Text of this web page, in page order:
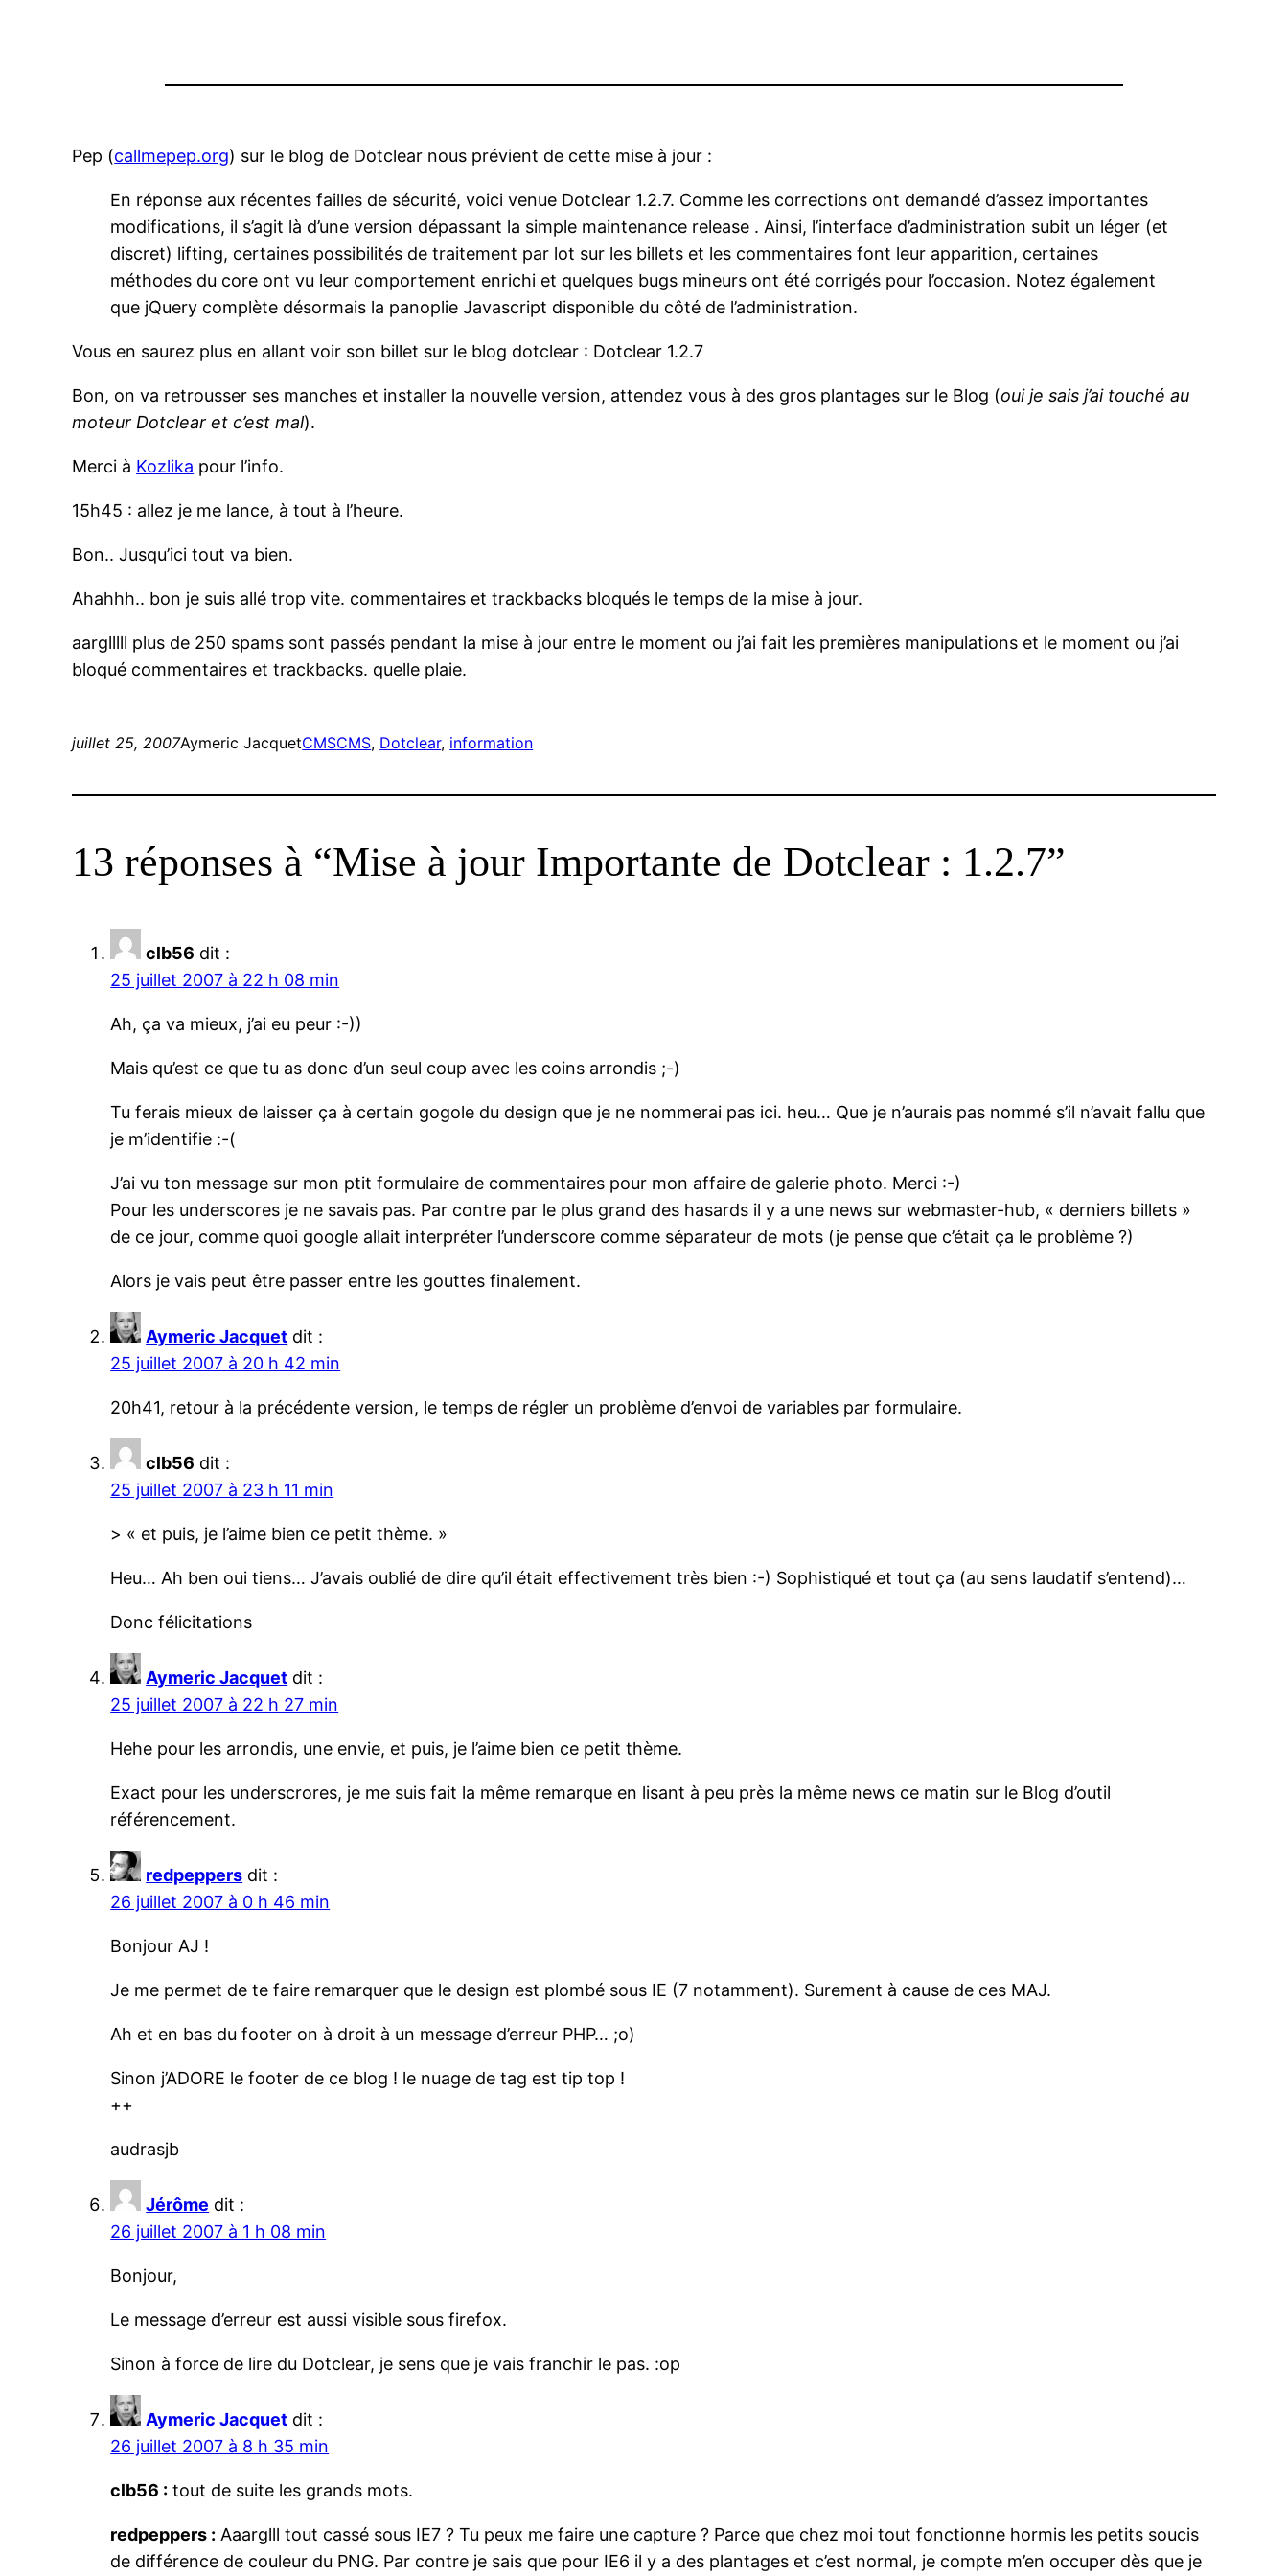
Pep (callmepep.org) sur le blog de Dotclear nous prévient de cette mise à jour :
En réponse aux récentes failles de sécurité, voici venue Dotclear 1.2.7. Comme les corrections ont demandé d’assez importantes
modifications, il s’agit là d’une version dépassant la simple maintenance release . Ainsi, l’interface d’administration subit un léger (et
discret) lifting, certaines possibilités de traitement par lot sur les billets et les commentaires font leur apparition, certaines
méthodes du core ont vu leur comportement enrichi et quelques bugs mineurs ont été corrigés pour l’occasion. Notez également
que jQuery complète désormais la panoplie Javascript disponible du côté de l’administration.
Vous en saurez plus en allant voir son billet sur le blog dotclear : Dotclear 1.2.7
Bon, on va retrousser ses manches et installer la nouvelle version, attendez vous à des gros plantages sur le Blog (oui je sais j’ai touché au
moteur Dotclear et c’est mal).
Merci à Kozlika pour l’info.
15h45 : allez je me lance, à tout à l’heure.
Bon.. Jusqu’ici tout va bien.
Ahahhh.. bon je suis allé trop vite. commentaires et trackbacks bloqués le temps de la mise à jour.
aarglllll plus de 250 spams sont passés pendant la mise à jour entre le moment ou j’ai fait les premières manipulations et le moment ou j’ai
bloqué commentaires et trackbacks. quelle plaie.
juillet 25, 2007Aymeric JacquetCMSCMS, Dotclear, information
13 réponses à “Mise à jour Importante de Dotclear : 1.2.7”
clb56 dit :
25 juillet 2007 à 22 h 08 min
Ah, ça va mieux, j’ai eu peur :-))
Mais qu’est ce que tu as donc d’un seul coup avec les coins arrondis ;-)
Tu ferais mieux de laisser ça à certain gogole du design que je ne nommerai pas ici. heu… Que je n’aurais pas nommé s’il n’avait fallu que
je m’identifie :-(
J’ai vu ton message sur mon ptit formulaire de commentaires pour mon affaire de galerie photo. Merci :-)
Pour les underscores je ne savais pas. Par contre par le plus grand des hasards il y a une news sur webmaster-hub, « derniers billets »
de ce jour, comme quoi google allait interpréter l’underscore comme séparateur de mots (je pense que c’était ça le problème ?)
Alors je vais peut être passer entre les gouttes finalement.
Aymeric Jacquet dit :
25 juillet 2007 à 20 h 42 min
20h41, retour à la précédente version, le temps de régler un problème d’envoi de variables par formulaire.
clb56 dit :
25 juillet 2007 à 23 h 11 min
> « et puis, je l’aime bien ce petit thème. »
Heu… Ah ben oui tiens… J’avais oublié de dire qu’il était effectivement très bien :-) Sophistiqué et tout ça (au sens laudatif s’entend)…
Donc félicitations
Aymeric Jacquet dit :
25 juillet 2007 à 22 h 27 min
Hehe pour les arrondis, une envie, et puis, je l’aime bien ce petit thème.
Exact pour les underscrores, je me suis fait la même remarque en lisant à peu près la même news ce matin sur le Blog d’outil
référencement.
redpeppers dit :
26 juillet 2007 à 0 h 46 min
Bonjour AJ !
Je me permet de te faire remarquer que le design est plombé sous IE (7 notamment). Surement à cause de ces MAJ.
Ah et en bas du footer on à droit à un message d’erreur PHP… ;o)
Sinon j’ADORE le footer de ce blog ! le nuage de tag est tip top !
++
audrasjb
Jérôme dit :
26 juillet 2007 à 1 h 08 min
Bonjour,
Le message d’erreur est aussi visible sous firefox.
Sinon à force de lire du Dotclear, je sens que je vais franchir le pas. :op
Aymeric Jacquet dit :
26 juillet 2007 à 8 h 35 min
clb56 : tout de suite les grands mots.
redpeppers : Aaarglll tout cassé sous IE7 ? Tu peux me faire une capture ? Parce que chez moi tout fonctionne hormis les petits soucis
de différence de couleur du PNG. Par contre je sais que pour IE6 il y a des plantages et c’est normal, je compte m’en occuper dès que je